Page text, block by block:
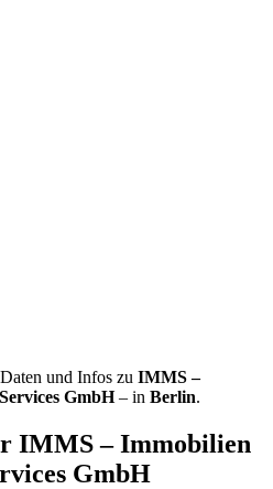
und Infos zu IMMS –
GmbH– in Berlin.
IMMS – Immobilien
GmbH